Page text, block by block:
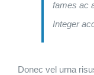
fames ac
Integer
Donec vel urna